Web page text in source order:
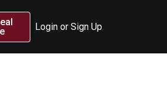
Login or Sign Up